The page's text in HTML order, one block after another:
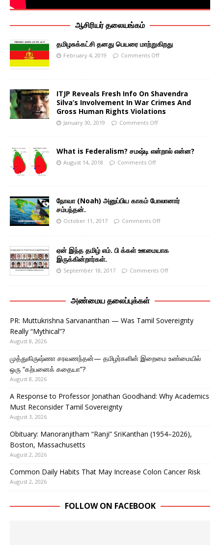
ஆசிரியர் தலையங்கம்
தமிழசுக்கட்சி தனது பெயரை மாற்றுகிறது
February 4, 2019 Comments Off
ITJP Reveals Fresh Info On Shavendra
Silva’s Involvement In War Crimes And
Gross Human Rights Violations
January 30, 2019 Comments Off
What is Federalism? சமஷ்டி என்றால் என்ன?
August 14, 2018 Comments Off
நோவா (Noah) அனுப்பிய காகம் போலானார்
சம்பந்தன்.
October 11, 2017 Comments Off
ஏன் இந்த தமிழ் எம். பி க்கள் ஊமையாக
இருக்கின்றார்கள்.
September 18, 2017 Comments Off
அண்மைய தலைப்புக்கள்
PR: Muttukrishna Sarvananthan — Was Tamil Sovereignty
Really “Mythical”?
August 8, 2026
முத்துகிருஷ்ணா சரவணந்தன்— தமிழர்களின் இறைமை உண்மையில்
ஒரு “கற்பனைக் கதையா”?
August 8, 2026
A Response to Professor Jonathan Goodhand: Why Academics
Must Reconsider Tamil Sovereignty
August 3, 2026
Obituary: Manoranjitham “Ranji” SriKanthan (1954–2026),
Boston, Massachusetts
August 2, 2026
Common Daily Habits That May Increase Colon Cancer Risk
August 2, 2026
FOLLOW ON FACEBOOK